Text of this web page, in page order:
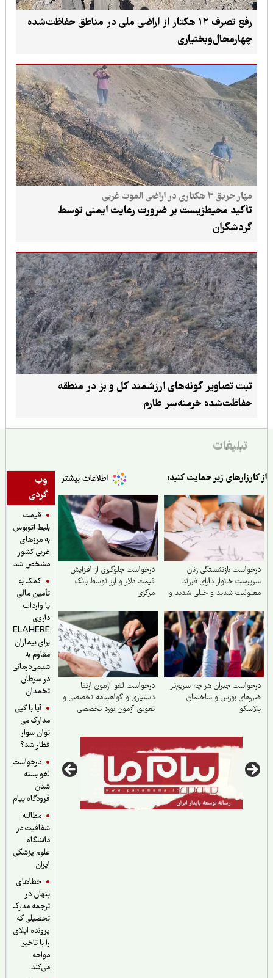
رفع تصرف ۱۲ هکتار از اراضی ملی در مناطق حفاظت‌شده
چهارمحال‌وبختیاری
مهار حریق ۳ هکتاری در اراضی الموت غربی
تأکید محیط‌زیست بر ضرورت رعایت ایمنی توسط
گردشگران
ثبت تصاویر گونه‌های ارزشمند کل و بز در منطقه
حفاظت‌شده خرمنه‌سر طارم
تبلیغات
وب
گردی
قیمت
بلیط اتوبوس
به مرزهای
غربی کشور
مشخص شد
کمک به
تأمین مالی
یا واردات
داروی
ELAHERE
برای بیماران
مقاوم به
شیمی‌درمانی
در سرطان
تخمدان
آیا با کپی
مدارک می
توان سوار
قطار شد؟
درخواست
لغو بسته
فرودگاه پیام
مطالبه
شفافیت در
دانشگاه
علوم پزشکی
خطاهای
پنهان در
ترجمه مدرک
تحصیلی که
پرونده اپلای
را با تاخیر
زیر حمایت کنید:
بازنشستگی زنان
خانوار دارای فرزند
شدید و خیلی شدید و
و زیان‌آور
درخواست جلوگیری از افزایش
قیمت دلار و ارز توسط بانک
مرکزی
جبران هر چه سریع‌تر
بورس و ساختمان
درخواست لغو آزمون ارتقا
دستیاری و گواهینامه تخصصی و
تعویق آزمون بورد تخصصی